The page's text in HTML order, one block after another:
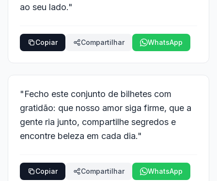
ao seu lado."
Copiar Compartilhar WhatsApp
"Fecho este conjunto de bilhetes com
gratidão: que nosso amor siga firme, que a
gente ria junto, compartilhe segredos e
encontre beleza em cada dia."
Copiar Compartilhar WhatsApp